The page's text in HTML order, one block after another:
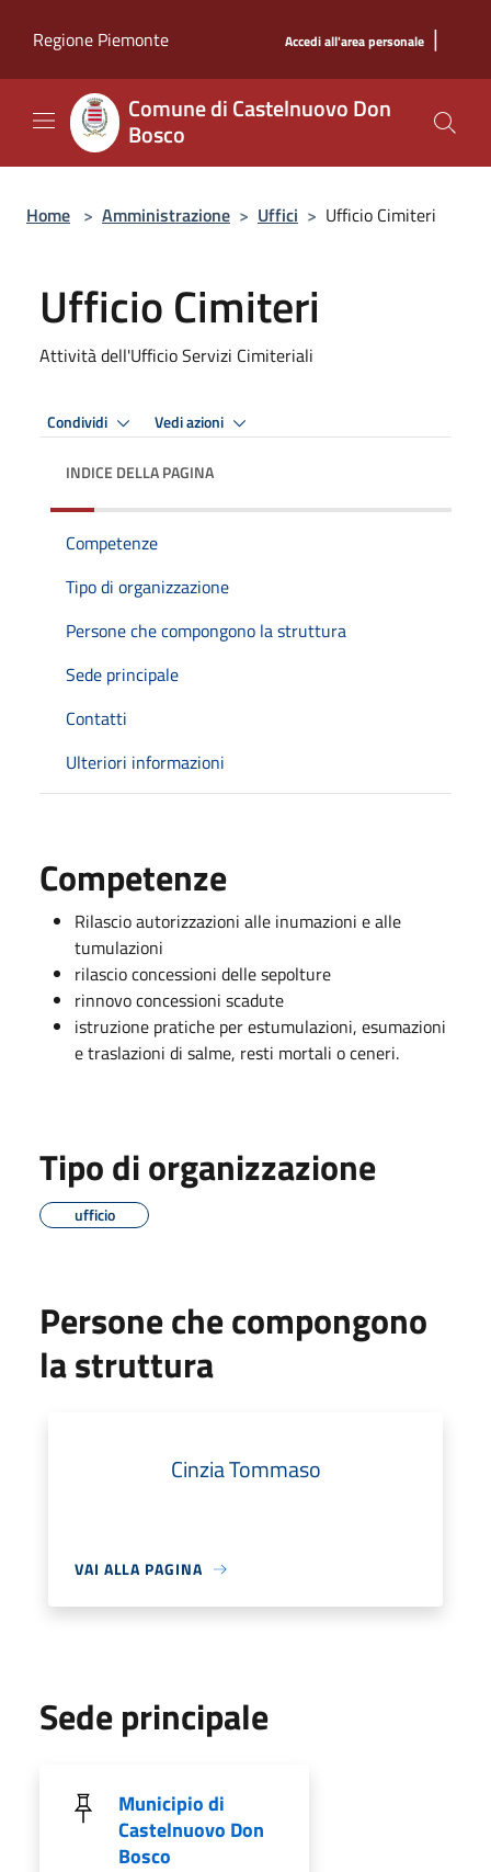
Regione Piemonte
Accedi all'area personale |
Comune di Castelnuovo Don
Bosco
Home > Amministrazione > Uffici > Ufficio Cimiteri
Ufficio Cimiteri
Attività dell'Ufficio Servizi Cimiteriali
Condividi Vedi azioni
INDICE DELLA PAGINA
Competenze
Tipo di organizzazione
Persone che compongono la struttura
Sede principale
Contatti
Ulteriori informazioni
Competenze
Rilascio autorizzazioni alle inumazioni e alle
tumulazioni
rilascio concessioni delle sepolture
rinnovo concessioni scadute
istruzione pratiche per estumulazioni, esumazioni
e traslazioni di salme, resti mortali o ceneri.
Tipo di organizzazione
ufficio
Persone che compongono
la struttura
Cinzia Tommaso
VAI ALLA PAGINA
Sede principale
Municipio di
Castelnuovo Don
Bosco